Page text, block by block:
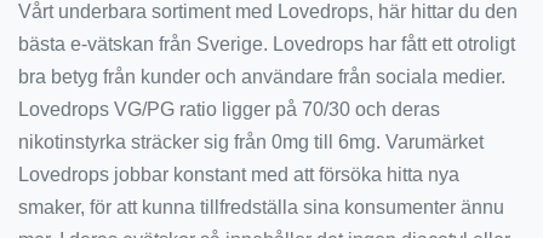
Vårt underbara sortiment med Lovedrops, här hittar du den
bästa e-vätskan från Sverige. Lovedrops har fått ett otroligt
bra betyg från kunder och användare från sociala medier.
Lovedrops VG/PG ratio ligger på 70/30 och deras
nikotinstyrka sträcker sig från 0mg till 6mg. Varumärket
Lovedrops jobbar konstant med att försöka hitta nya
smaker, för att kunna tillfredställa sina konsumenter ännu